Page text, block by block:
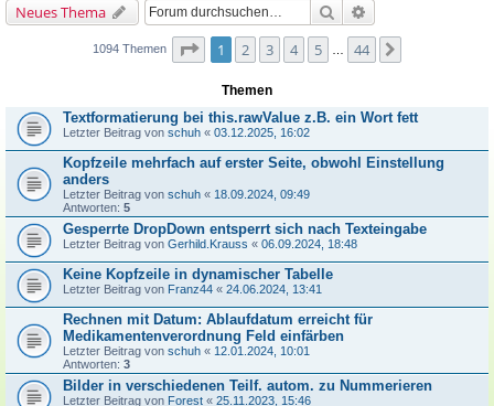
Neues Thema Suche
1094 Themen Seite von
1 2 3 4 5 44
Themen
Textformatierung bei this.rawValue z.B. ein Wort fett
Letzter Beitrag von schuh « 03.12.2025, 16:02
Kopfzeile mehrfach auf erster Seite, obwohl Einstellung
anders
Letzter Beitrag von schuh « 18.09.2024, 09:49
Antworten: 5
Gesperrte DropDown entsperrt sich nach Texteingabe
Letzter Beitrag von Gerhild.Krauss « 06.09.2024, 18:48
Keine Kopfzeile in dynamischer Tabelle
Letzter Beitrag von Franz44 « 24.06.2024, 13:41
Rechnen mit Datum: Ablaufdatum erreicht für
Medikamentenverordnung Feld einfärben
Letzter Beitrag von schuh « 12.01.2024, 10:01
Antworten: 3
Bilder in verschiedenen Teilf. autom. zu Nummerieren
Letzter Beitrag von Forest « 25.11.2023, 15:46